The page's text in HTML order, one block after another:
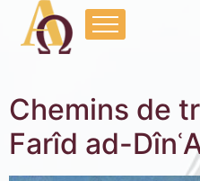
Chemins de
Farîd ad-